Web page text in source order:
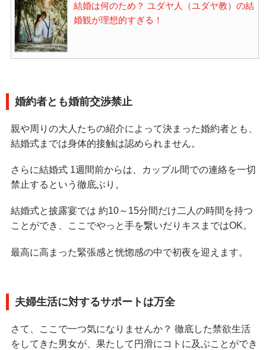
結婚は何のため？ ユダヤ人（ユダヤ教）の結
婚観が理想的すぎる！
婚約者とも婚前交渉禁止
親や周りの大人たちの紹介によって決まった婚約者とも、
結婚式までは身体的接触は認められません。
さらに結婚式 1週間前からは、カップル間での連絡を一切
禁止するという徹底ぶり。
結婚式と披露宴では 約10～15分間だけ二人の時間を持つ
ことができ、ここでやっと手を繋いだりキスまではOK。
最高に高まった緊張感と恍惚感の中で初夜を迎えます。
夫婦生活に対するサポートは万全
さて、ここで一つ気になりませんか？ 徹底した禁欲生活
をしてきた男女が、果たして円滑にコトに及ぶことができ